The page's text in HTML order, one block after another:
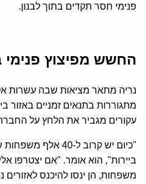
פנימי חסר תקדים בתוך לבנון.
החשש מפיצוץ פנימי
נריה מתאר מציאות שבה עשרות
מתגוררות בתנאים זמניים באזור
עקורים מגביר את הלחץ על החברה
"כיום יש קרוב ל-40
ביירות", הוא אומר. "אם יצטרפו
משפחות, הן ינסו להיכנס לאזורים